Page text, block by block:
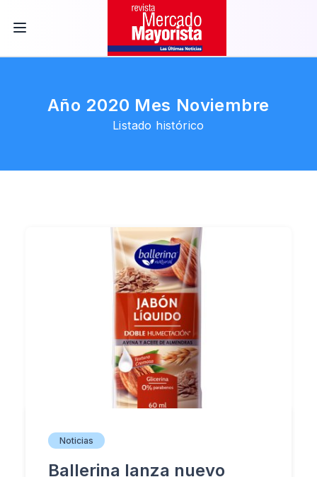
Año 2020 Mes Noviembre
Listado histórico
Noticias
Ballerina lanza nuevo